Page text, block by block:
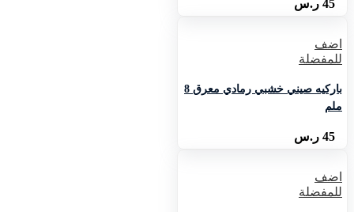
45 ر.س
اضف
للمفضلة
باركيه صيني خشبي رمادي معرق 8
ملم
45 ر.س
اضف
للمفضلة